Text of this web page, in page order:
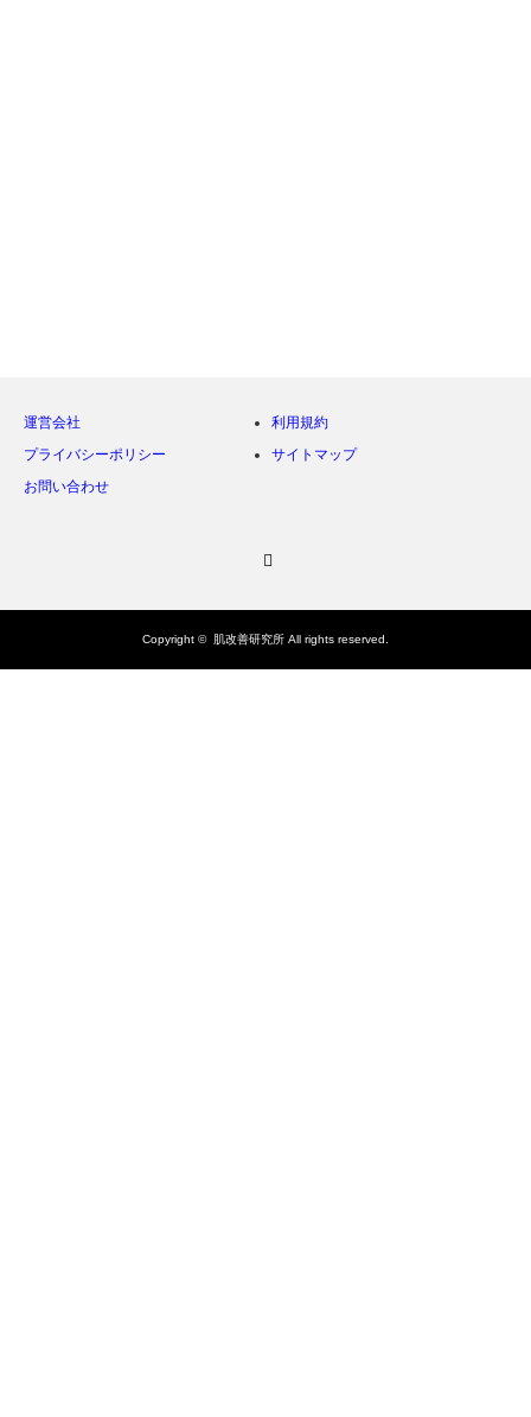
運営会社
利用規約
プライバシーポリシー
サイトマップ
お問い合わせ
Copyright © 肌改善研究所 All rights reserved.